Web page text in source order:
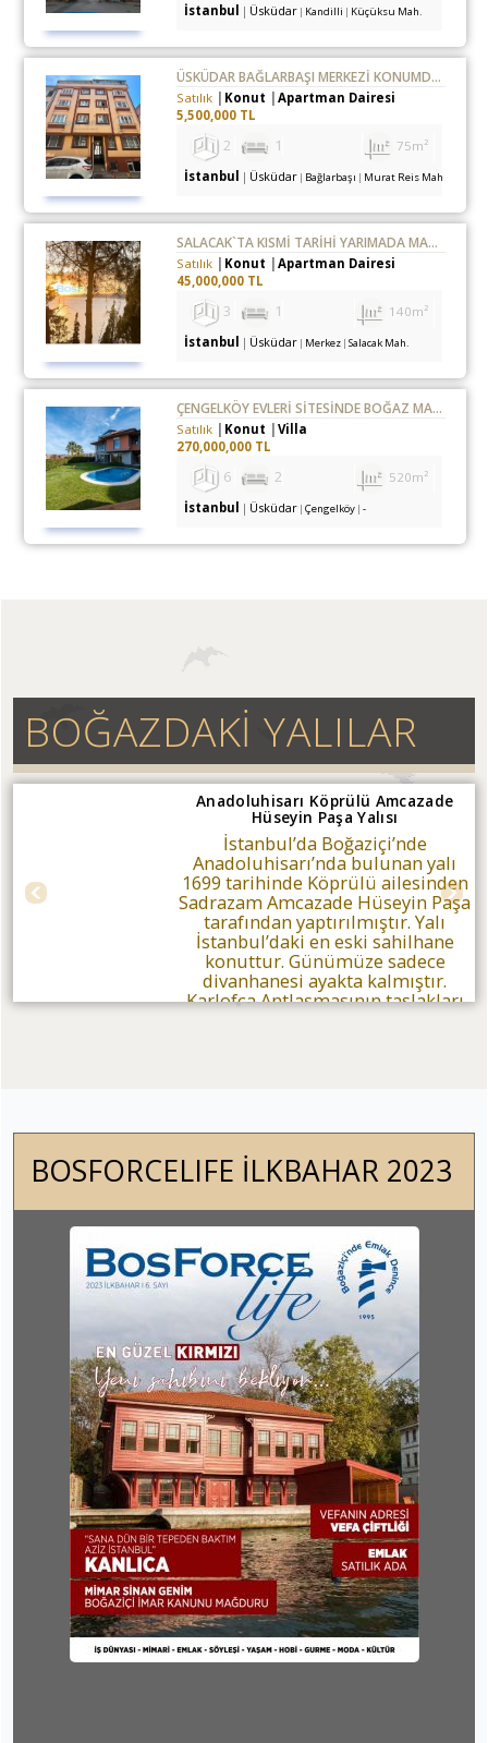
İstanbul Üsküdar Kandilli Küçüksu Mah.
ÜSKÜDAR BAĞLARBAŞI MERKEZİ KONUMDA SATILIK 2+1 DAİRE
Satılık Konut
Apartman Dairesi
5,500,000 TL
75m²
2 1
İstanbul Üsküdar Bağlarbaşı Murat Reis Mah.
SALACAK`TA KISMİ TARİHİ YARIMADA MANZARALI SIFIR 3+1 DAİRE
Satılık Konut
Apartman Dairesi
45,000,000 TL
140m²
3 1
İstanbul Üsküdar Merkez Salacak Mah.
ÇENGELKÖY EVLERİ SİTESİNDE BOĞAZ MANZARALI BAKIMLI VİLLA
Satılık Konut
Villa
270,000,000 TL
520m²
6 2
İstanbul Üsküdar Çengelköy -
BOĞAZDAKİ YALILAR
Anadoluhisarı Köprülü Amcazade
Hüseyin Paşa Yalısı
İstanbul’da Boğaziçi’nde
Anadoluhisarı’nda bulunan yalı
1699 tarihinde Köprülü ailesinden
Sadrazam Amcazade Hüseyin Paşa
tarafından yaptırılmıştır. Yalı
İstanbul’daki en eski sahilhane
konuttur. Günümüze sadece
divanhanesi ayakta kalmıştır.
Karlofça Antlaşmasının taslakları
BOSFORCELIFE İLKBAHAR 2023